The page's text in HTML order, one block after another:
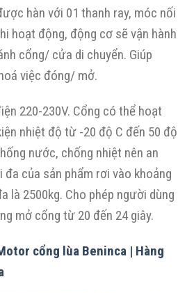
hàn với 01 thanh ray, móc nối
hoạt động, động cơ sẽ vận hành
cổng/ cửa di chuyển. Giúp
việc đóng/ mở.
220-230V. Cổng có thể hoạt
nhiệt độ từ -20 độ C đến 50 độ
nước, chống nhiệt nên an
của sản phẩm rơi vào khoảng
là 2500kg. Cho phép người dùng
mở cổng từ 20 đến 24 giây.
cổng lùa Beninca | Hàng